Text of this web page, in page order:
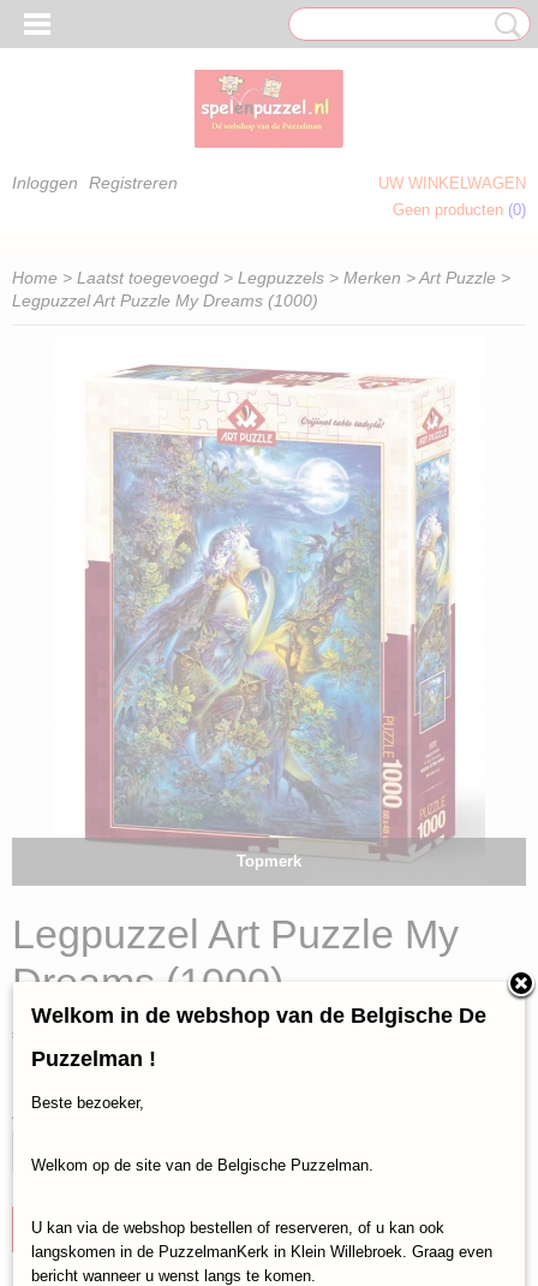
Inloggen Registreren
UW WINKELWAGEN
Geen producten (0)
Home > Laatst toegevoegd > Legpuzzels > Merken >Art Puzzle >
Legpuzzel Art Puzzle My Dreams (1000)
Topmerk
Legpuzzel Art Puzzle My
Dreams (1000)
€ 14,95
Aantal
IN WINKELWAGEN
Welkom in de webshop van de Belgische De
Puzzelman !
Beste bezoeker,
Welkom op de site van de Belgische Puzzelman.
U kan via de webshop bestellen of reserveren, of u kan ook
langskomen in de PuzzelmanKerk in Klein Willebroek. Graag even
bericht wanneer u wenst langs te komen.